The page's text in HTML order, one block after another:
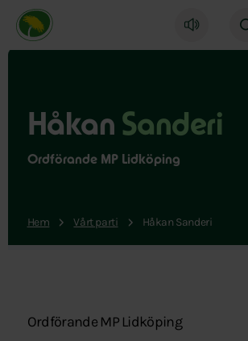
Miljöpartiet de gröna, startsida
Håkan Sanderi
Ordförande MP Lidköping
Hem Vårt parti Håkan Sanderi
Ordförande MP Lidköping